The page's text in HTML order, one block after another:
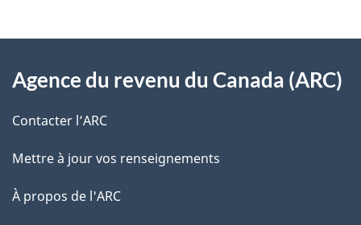
l
s
l
a
o
t
r
e
é
t
propos
de
ce
site
Agence du revenu du Canada (ARC)
Contacter l’ARC
Mettre à jour vos renseignements
À propos de l'ARC